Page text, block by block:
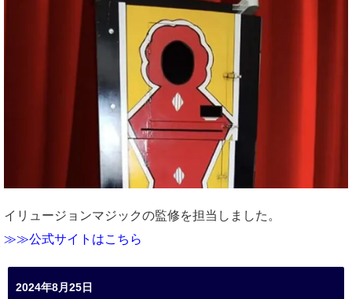
イリュージョンマジックの監修を担当しました。
≫≫公式サイトはこちら
2024年8月25日